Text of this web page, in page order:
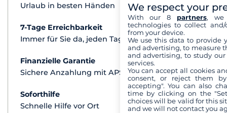
Urlaub in besten Händen
7-Tage Erreichbarkeit
mehr+
Immer für Sie da, jeden Tag
Finanzielle Garantie
mehr+
Sichere Anzahlung mit APST
Soforthilfe
mehr+
Schnelle Hilfe vor Ort
We respect your
With our 8 partners, we
technologies to collect
from your device.
We use this data to provide
and advertising, to measure
and advertising, to study
services.
You can accept all cookies
consent, or reject them
accepting". You can also
time by clicking on the
choices will be valid for this
and we will not contact you